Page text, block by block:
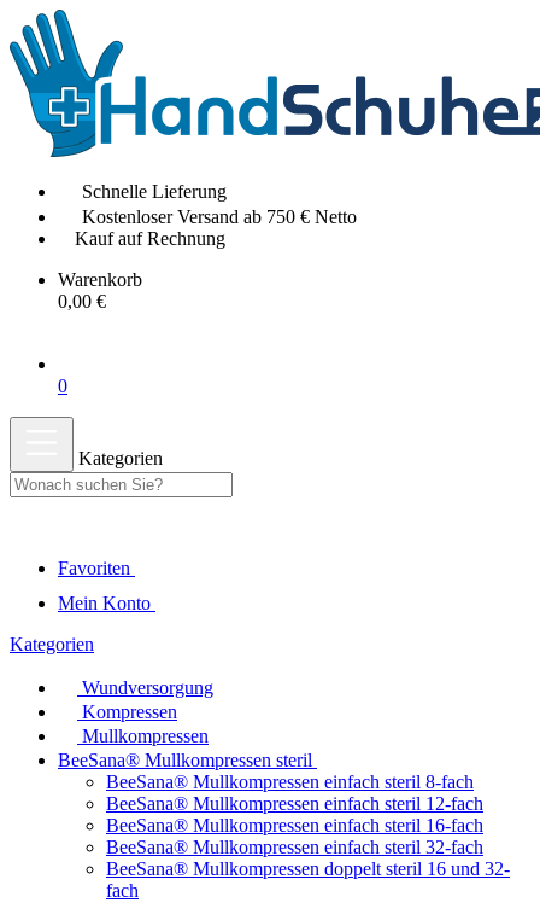
Schnelle Lieferung
Kostenloser Versand ab 750 € Netto
Kauf auf Rechnung
Warenkorb
0,00 €
0
Kategorien
Favoriten
Mein Konto
Kategorien
Wundversorgung
Kompressen
Mullkompressen
BeeSana® Mullkompressen steril
BeeSana® Mullkompressen einfach steril 8-fach
BeeSana® Mullkompressen einfach steril 12-fach
BeeSana® Mullkompressen einfach steril 16-fach
BeeSana® Mullkompressen einfach steril 32-fach
BeeSana® Mullkompressen doppelt steril 16 und 32-
fach